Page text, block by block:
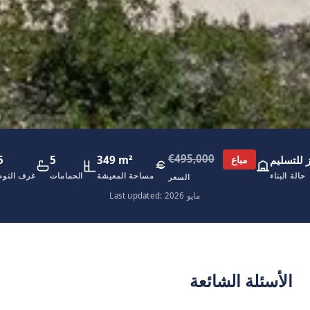
غرف
5
الحمامات
349 m²
مساحة المعيشة
€495,000 مباع
السعر
للتسليم
حالة البناء
Last updated: مايو 2026
الأسئلة الشائعة